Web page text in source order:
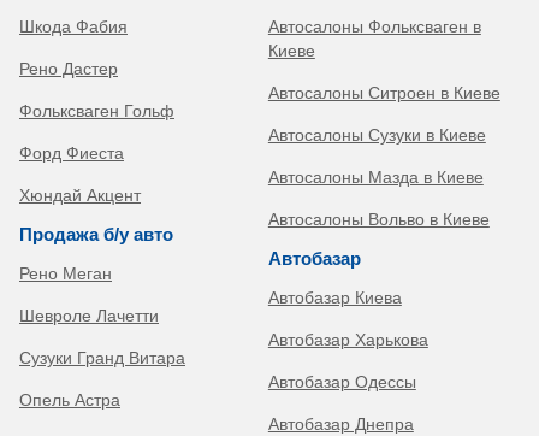
Шкода Фабия
Рено Дастер
Фольксваген Гольф
Форд Фиеста
Хюндай Акцент
Продажа б/у авто
Рено Меган
Шевроле Лачетти
Сузуки Гранд Витара
Опель Астра
Автосалоны Фольксваген в
Киеве
Автосалоны Ситроен в Киеве
Автосалоны Сузуки в Киеве
Автосалоны Мазда в Киеве
Автосалоны Вольво в Киеве
Автобазар
Автобазар Киева
Автобазар Харькова
Автобазар Одессы
Автобазар Днепра